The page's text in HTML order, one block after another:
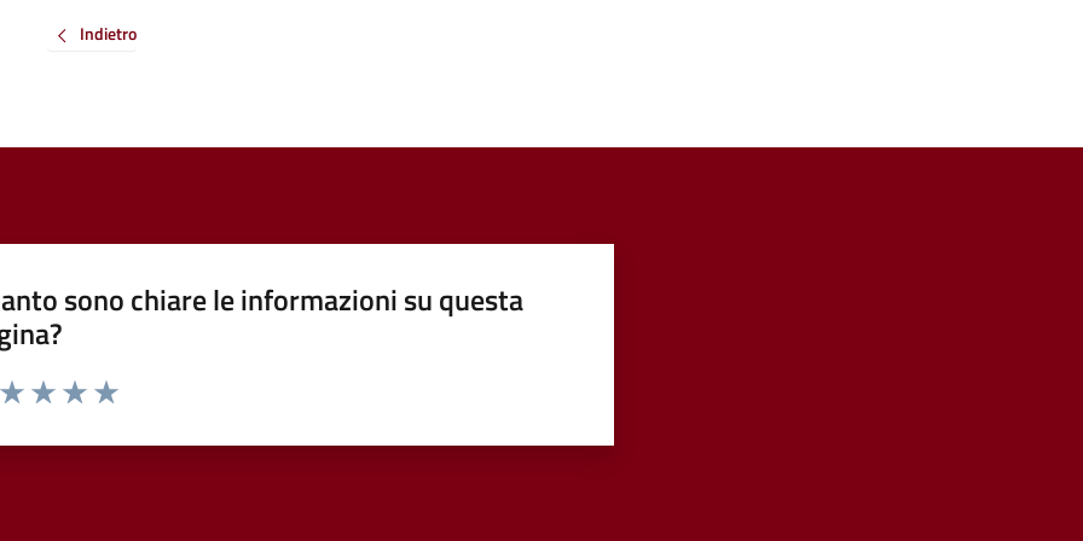
Indietro
sono chiare le informazioni su questa
da 1 a 5 stelle la pagina